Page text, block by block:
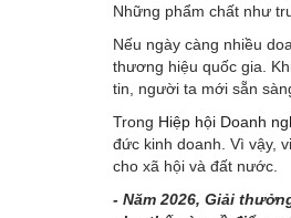
Những phẩm chất như
Nếu ngày càng nhiều
thương hiệu quốc gia.
tin, người ta mới sẵn
Trong Hiệp hội Doanh
đức kinh doanh. Vì vậy,
cho xã hội và đất nước.
- Năm 2026, Giải